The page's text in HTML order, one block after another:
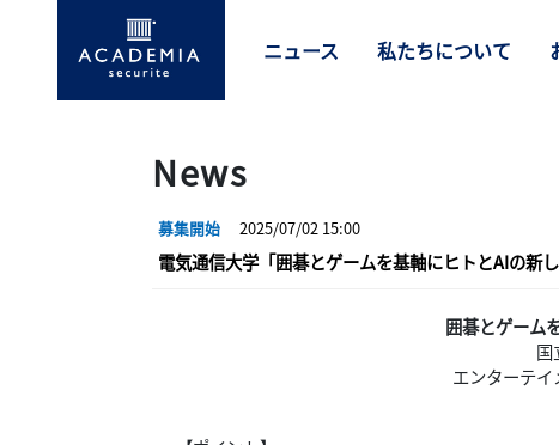
ニュース 私たちについて
News
募集開始 2025/07/02 15:00
電気通信大学「囲碁とゲームを基軸にヒトとAIの新し
囲碁とゲーム
国
エンターテ